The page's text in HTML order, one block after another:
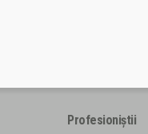
Profesioniștii